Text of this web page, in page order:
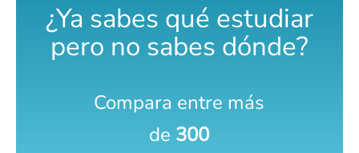
¿Ya sabes qué estudiar
pero no sabes dónde?
Compara entre más
de 300